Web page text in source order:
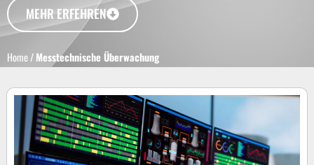
MEHR ERFEHREN
Home/Messtechnische Überwachung